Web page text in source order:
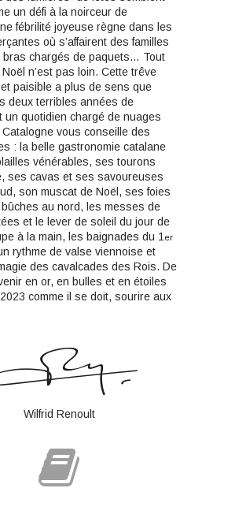
un défi à la noirceur de
fébrilité joyeuse règne dans les
où s’affairent des familles
bras chargés de paquets… Tout
n’est pas loin. Cette trêve
paisible a plus de sens que
deux terribles années de
un quotidien chargé de nuages
Catalogne vous conseille des
: la belle gastronomie catalane
vénérables, ses tourons
ses cavas et ses savoureuses
son muscat de Noël, ses foies
au nord, les messes de
et le lever de soleil du jour de
à la main, les baignades du 1er
rythme de valse viennoise et
des cavalcades des Rois. De
en or, en bulles et en étoiles
comme il se doit, sourire aux
Wilfrid Renoult